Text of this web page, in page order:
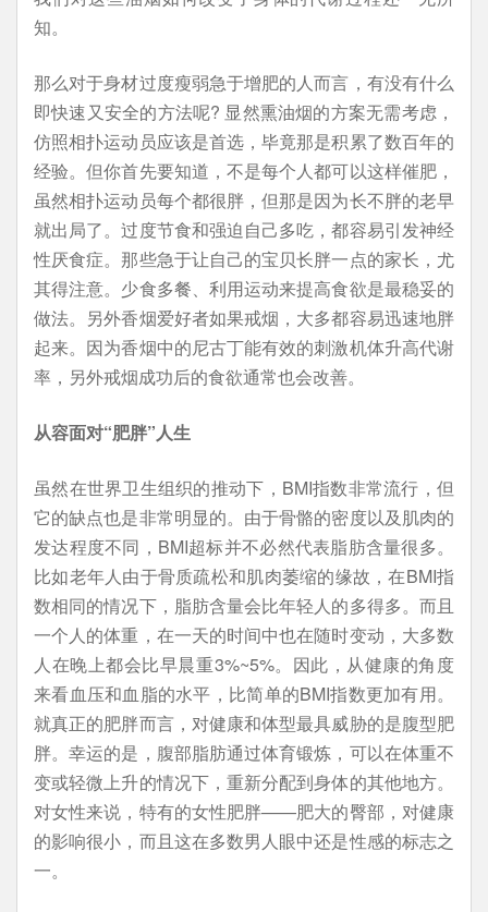
知。
那么对于身材过度瘦弱急于增肥的人而言，有没有什么
即快速又安全的方法呢? 显然熏油烟的方案无需考虑，
仿照相扑运动员应该是首选，毕竟那是积累了数百年的
经验。但你首先要知道，不是每个人都可以这样催肥，
虽然相扑运动员每个都很胖，但那是因为长不胖的老早
就出局了。过度节食和强迫自己多吃，都容易引发神经
性厌食症。那些急于让自己的宝贝长胖一点的家长，尤
其得注意。少食多餐、利用运动来提高食欲是最稳妥的
做法。另外香烟爱好者如果戒烟，大多都容易迅速地胖
起来。因为香烟中的尼古丁能有效的刺激机体升高代谢
率，另外戒烟成功后的食欲通常也会改善。
从容面对“肥胖”人生
虽然在世界卫生组织的推动下，BMI指数非常流行，但
它的缺点也是非常明显的。由于骨骼的密度以及肌肉的
发达程度不同，BMI超标并不必然代表脂肪含量很多。
比如老年人由于骨质疏松和肌肉萎缩的缘故，在BMI指
数相同的情况下，脂肪含量会比年轻人的多得多。而且
一个人的体重，在一天的时间中也在随时变动，大多数
人在晚上都会比早晨重3%~5%。因此，从健康的角度
来看血压和血脂的水平，比简单的BMI指数更加有用。
就真正的肥胖而言，对健康和体型最具威胁的是腹型肥
胖。幸运的是，腹部脂肪通过体育锻炼，可以在体重不
变或轻微上升的情况下，重新分配到身体的其他地方。
对女性来说，特有的女性肥胖——肥大的臀部，对健康
的影响很小，而且这在多数男人眼中还是性感的标志之
一。